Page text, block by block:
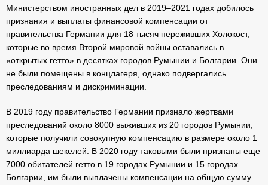
Министерством иностранных дел в 2019–2021 годах добилось
признания и выплаты финансовой компенсации от
правительства Германии для 18 тысяч переживших Холокост,
которые во время Второй мировой войны оставались в
«открытых гетто» в десятках городов Румынии и Болгарии. Они
не были помещены в концлагеря, однако подвергались
преследованиям и дискриминации.
В 2019 году правительство Германии признало жертвами
преследований около 8000 выживших из 20 городов Румынии,
которые получили совокупную компенсацию в размере около 1
миллиарда шекелей. В 2020 году таковыми были признаны еще
7000 обитателей гетто в 19 городах Румынии и 15 городах
Болгарии, им были выплачены компенсации на общую сумму